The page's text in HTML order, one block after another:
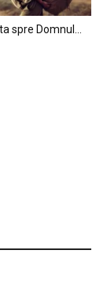
spre Domnul…